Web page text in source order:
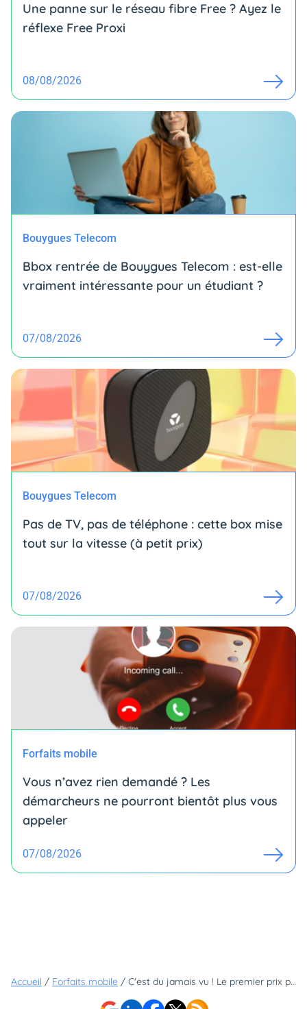
Une panne sur le réseau fibre Free ? Ayez le
réflexe Free Proxi
08/08/2026
Bouygues Telecom
Bbox rentrée de Bouygues Telecom : est-elle
vraiment intéressante pour un étudiant ?
07/08/2026
Bouygues Telecom
Pas de TV, pas de téléphone : cette box mise
tout sur la vitesse (à petit prix)
07/08/2026
Forfaits mobile
Vous n’avez rien demandé ? Les
démarcheurs ne pourront bientôt plus vous
appeler
07/08/2026
Accueil / Forfaits mobile / C'est du jamais vu ! Le premier prix pour avoir la 5G dégringole à seulement 5,99€